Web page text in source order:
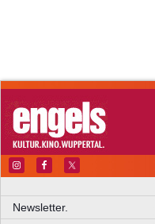
Newsletter.